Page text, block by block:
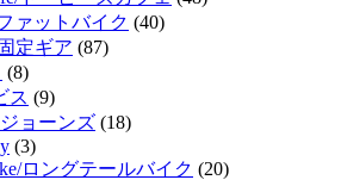
ァットバイク (40)
定ギア (87)
(8)
ス (9)
ジョーンズ (18)
(3)
ロングテールバイク (20)